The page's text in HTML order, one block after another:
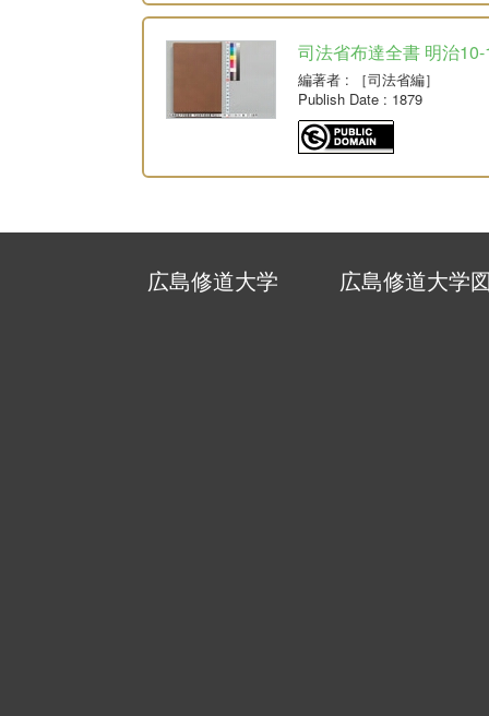
司法省布達全書 明治
編著者 : ［司法省編］
Publish Date : 1879
広島修道大学 広島修道大学